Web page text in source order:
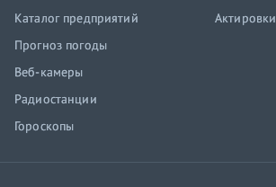
Каталог предприятий
Прогноз погоды
Веб-камеры
Радиостанции
Гороскопы
Актировки